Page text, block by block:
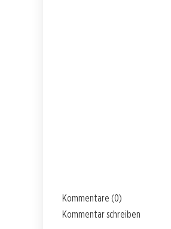
Kommentare (0)
Kommentar schreiben